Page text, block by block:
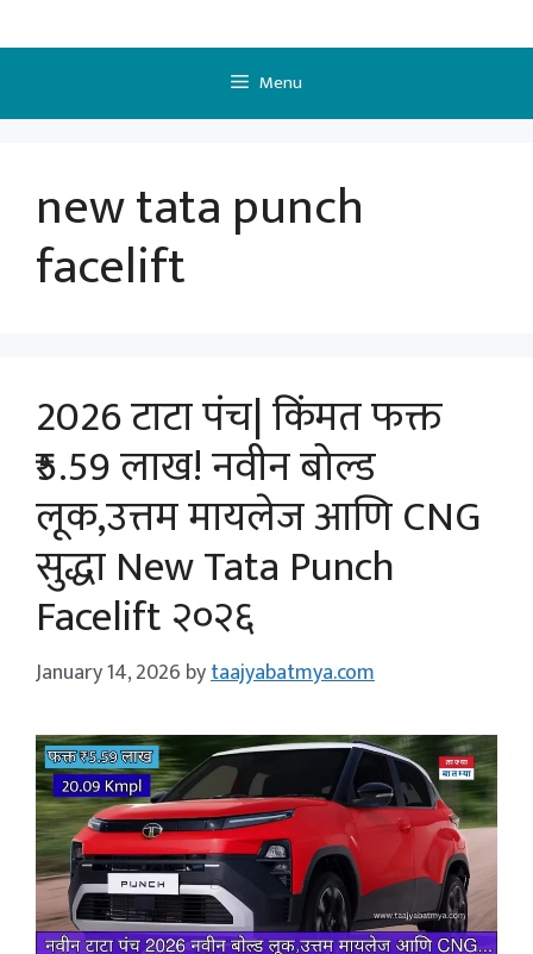
to
Menu
new tata punch
facelift
2026 टाटा पंच| किंमत फक्त
₹5.59 लाख! नवीन बोल्ड
लूक,उत्तम मायलेज आणि CNG
सुद्धा New Tata Punch
Facelift २०२६
January 14, 2026 bytaajyabatmya.com